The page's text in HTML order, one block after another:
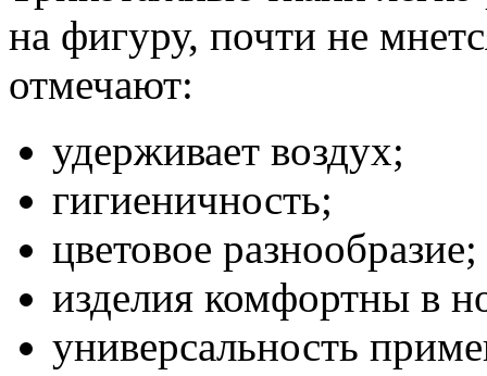
на фигуру, почти не
отмечают:
удерживает воздух;
гигиеничность;
цветовое разнообразие;
изделия комфортны в
универсальность